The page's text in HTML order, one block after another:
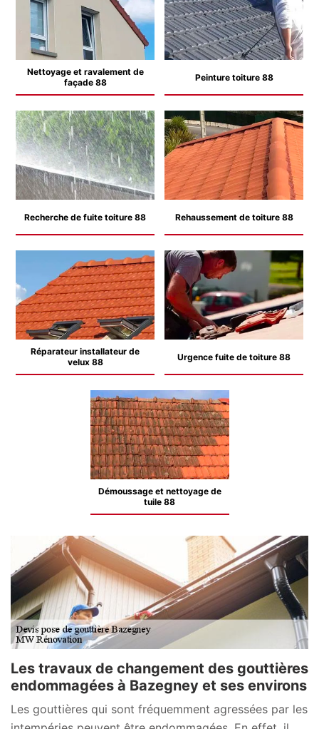
Nettoyage et ravalement de
façade 88
Peinture toiture 88
Recherche de fuite toiture 88 Rehaussement de toiture 88
Réparateur installateur de
velux 88
Urgence fuite de toiture 88
Démoussage et nettoyage de
tuile 88
Les travaux de changement des gouttières
endommagées à Bazegney et ses environs
Les gouttières qui sont fréquemment agressées par les